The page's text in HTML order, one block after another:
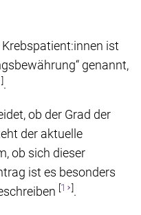
ist
genannt,
].
ob der Grad der
der aktuelle
ob sich dieser
ist es besonders
[1 ].